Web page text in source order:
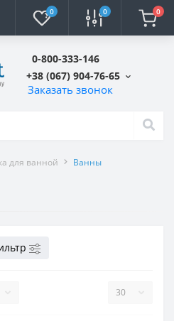
0 0 0
0-800-333-146
+38 (067) 904-76-65
Заказать звонок
для ванной Ванны